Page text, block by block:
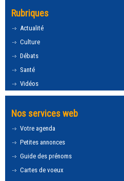
Rubriques
Actualité
Culture
Débats
Santé
Vidéos
Nos services web
Votre agenda
Petites annonces
Guide des prénoms
Cartes de voeux